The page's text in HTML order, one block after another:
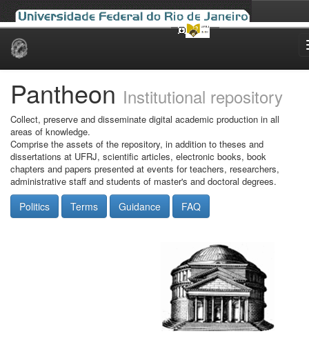
Skip
Pantheon Institutional repository
Collect, preserve and disseminate digital academic production in all
areas of knowledge.
Comprise the assets of the repository, in addition to theses and
dissertations at UFRJ, scientific articles, electronic books, book
chapters and papers presented at events for teachers, researchers,
administrative staff and students of master's and doctoral degrees.
Politics Terms Guidance FAQ